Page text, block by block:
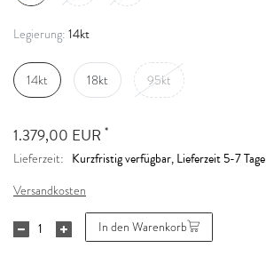
Legierung: 14kt
14kt 18kt 95kt
1.379,00 EUR *
Lieferzeit: Kurzfristig verfügbar, Lieferzeit 5-7 Tage
Versandkosten
In den Warenkorb